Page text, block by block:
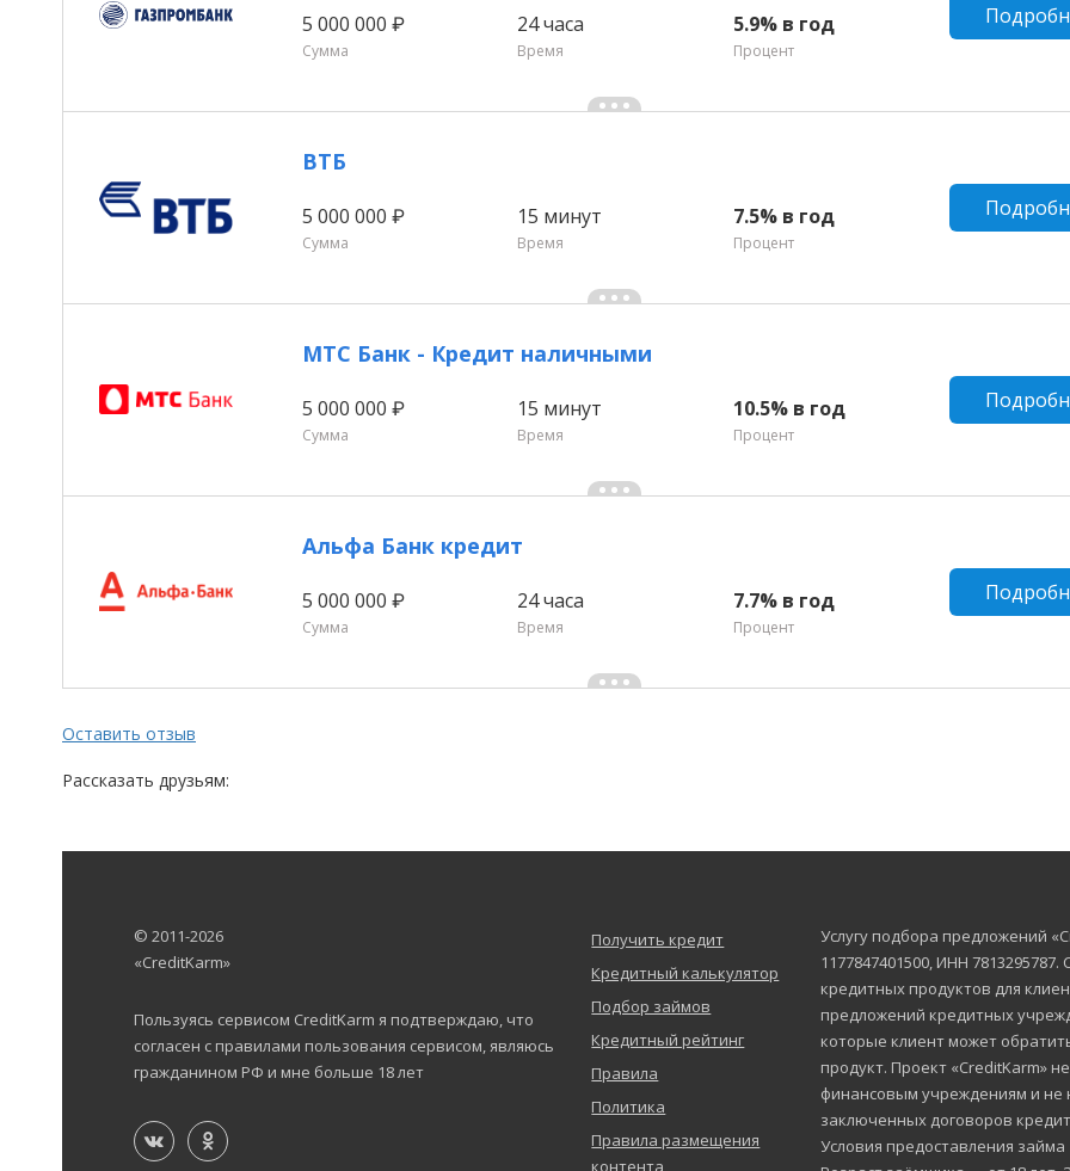
5 000 000 ₽
Сумма
24 часа
Время
5.9% в год
Процент
ВТБ
5 000 000 ₽
Сумма
15 минут
Время
7.5% в год
Процент
МТС Банк - Кредит наличными
5 000 000 ₽
Сумма
15 минут
Время
10.5% в год
Процент
Альфа Банк кредит
5 000 000 ₽
Сумма
24 часа
Время
7.7% в год
Процент
Оставить отзыв
Рассказать друзьям:
© 2011-2026
«CreditKarm»
Пользуясь сервисом CreditKarm я подтверждаю, что
согласен с правилами пользования сервисом, являюсь
гражданином РФ и мне больше 18 лет
Получить кредит
Кредитный калькулятор
Подбор займов
Кредитный рейтинг
Правила
Политика
Правила размещения
контента
Услугу подбора предложений
1177847401500, ИНН
кредитных продуктов для
предложений кредитных
которые клиент может
продукт. Проект «CreditKarm»
финансовым учреждениям и не
заключенных договоров
Условия предоставления займа